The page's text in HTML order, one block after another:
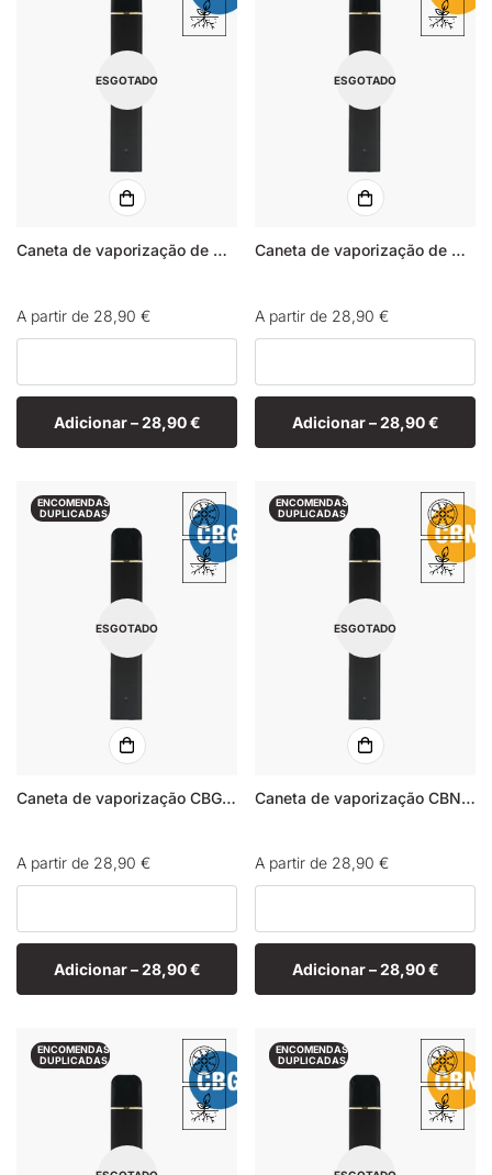
ESGOTADO
Caneta de vaporização de CBG Jack Herer
Preço
normal
A partir de 28,90 €
Adicionar –28,90 €
ESGOTADO
Caneta de vaporização de CBN Jack Herer
Preço
normal
A partir de 28,90 €
Adicionar –28,90 €
ENCOMENDAS
DUPLICADAS
ESGOTADO
Caneta de vaporização CBG Lemon Haze
Preço
normal
A partir de 28,90 €
Adicionar –28,90 €
ENCOMENDAS
DUPLICADAS
ESGOTADO
Caneta de vaporização CBN Lemon Haze
Preço
normal
A partir de 28,90 €
Adicionar –28,90 €
ENCOMENDAS
DUPLICADAS
ENCOMENDAS
DUPLICADAS